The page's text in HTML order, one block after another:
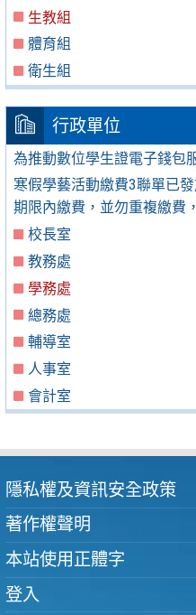
生教組
體育組
衛生組
行政單位
為推動數位學生證電子錢包
寒假學藝活動繳費3聯單已
期限內繳費，並勿重複繳費
校長室
教務處
學務處
總務處
輔導室
人事室
會計室
隱私權及資訊安全政策
著作權聲明
本站使用正體字
登入